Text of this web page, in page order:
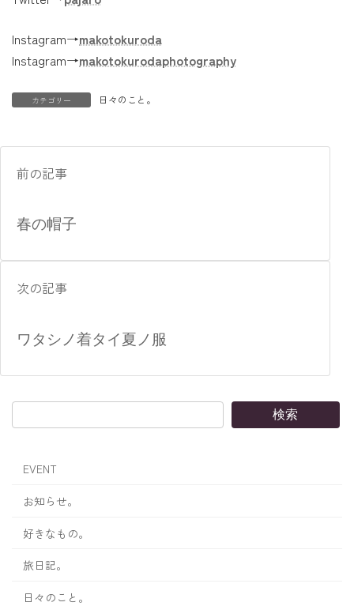
Instagram→makotokuroda
Instagram→makotokurodaphotography
カテゴリー 日々のこと。
前の記事
春の帽子
次の記事
ワタシノ着タイ夏ノ服
検索
EVENT
お知らせ。
好きなもの。
旅日記。
日々のこと。